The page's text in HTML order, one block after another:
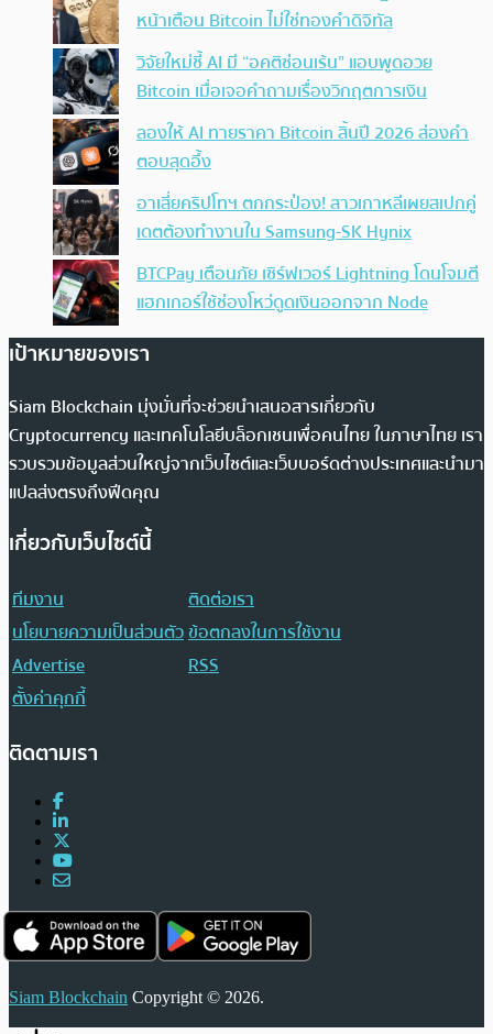
หน้าเตือน Bitcoin ไม่ใช่ทองคำดิจิทัล
วิจัยใหม่ชี้ AI มี “อคติซ่อนเร้น” แอบพูดอวย
Bitcoin เมื่อเจอคำถามเรื่องวิกฤตการเงิน
ลองให้ AI ทายราคา Bitcoin สิ้นปี 2026 ส่องคำ
ตอบสุดอึ้ง
อาเสี่ยคริปโทฯ ตกกระป๋อง! สาวเกาหลีเผยสเปกคู่
เดตต้องทำงานใน Samsung-SK Hynix
BTCPay เตือนภัย เซิร์ฟเวอร์ Lightning โดนโจมตี
แฮกเกอร์ใช้ช่องโหว่ดูดเงินออกจาก Node
เป้าหมายของเรา
Siam Blockchain มุ่งมั่นที่จะช่วยนำเสนอสารเกี่ยวกับ
Cryptocurrency และเทคโนโลยีบล็อกเชนเพื่อคนไทย ในภาษาไทย เรา
รวบรวมข้อมูลส่วนใหญ่จากเว็บไซต์และเว็บบอร์ดต่างประเทศและนำมา
แปลส่งตรงถึงฟีดคุณ
เกี่ยวกับเว็บไซต์นี้
ทีมงาน
ติดต่อเรา
นโยบายความเป็นส่วนตัวข้อตกลงในการใช้งาน
Advertise
RSS
ตั้งค่าคุกกี้
ติดตามเรา
Siam Blockchain Copyright © 2026.